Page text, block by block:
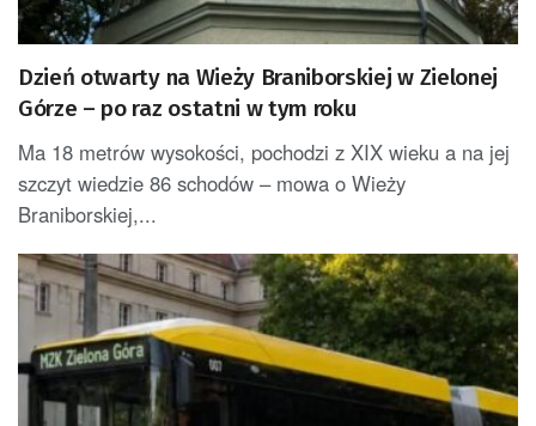
Dzień otwarty na Wieży Braniborskiej w Zielonej
Górze – po raz ostatni w tym roku
Ma 18 metrów wysokości, pochodzi z XIX wieku a na jej
szczyt wiedzie 86 schodów – mowa o Wieży
Braniborskiej,...